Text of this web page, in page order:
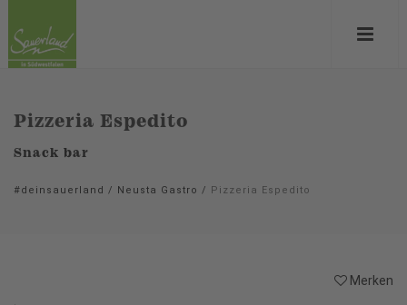
Pizzeria Espedito
Snack bar
#deinsauerland / Neusta Gastro / Pizzeria Espedito
Merken